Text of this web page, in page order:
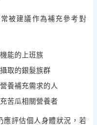
被建議作為補充參考對
能的上班族
取的銀髮族群
養補充需求的人
苦瓜相關營養者
應評估個人身體狀況，若